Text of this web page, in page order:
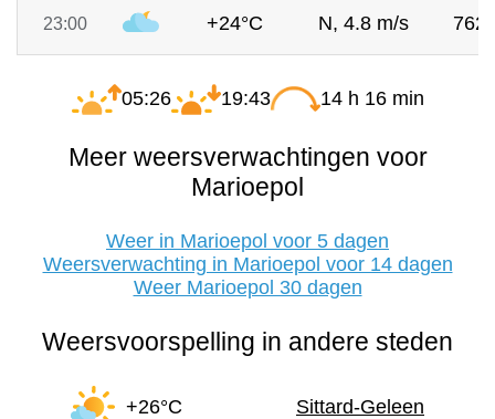
23:00 +24°C N, 4.8 m/s 762
05:26 19:43 14 h 16 min
Meer weersverwachtingen voor
Marioepol
Weer in Marioepol voor 5 dagen
Weersverwachting in Marioepol voor 14 dagen
Weer Marioepol 30 dagen
Weersvoorspelling in andere steden
+26°C
Sittard-Geleen